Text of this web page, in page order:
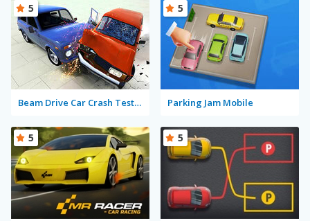
Beam Drive Car Crash Test Simulator
5
Parking Jam Mobile
5
5 5